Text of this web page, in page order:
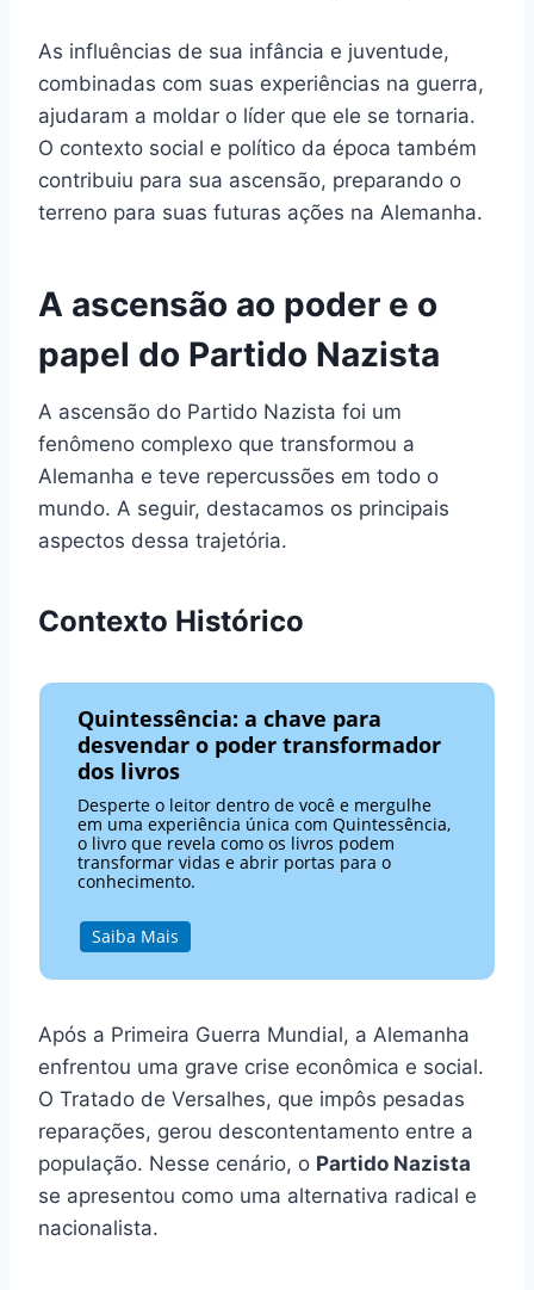
As influências de sua infância e juventude,
combinadas com suas experiências na guerra,
ajudaram a moldar o líder que ele se tornaria.
O contexto social e político da época também
contribuiu para sua ascensão, preparando o
terreno para suas futuras ações na Alemanha.
A ascensão ao poder e o
papel do Partido Nazista
A ascensão do Partido Nazista foi um
fenômeno complexo que transformou a
Alemanha e teve repercussões em todo o
mundo. A seguir, destacamos os principais
aspectos dessa trajetória.
Contexto Histórico
Quintessência: a chave para
desvendar o poder transformador
dos livros
Desperte o leitor dentro de você e mergulhe
em uma experiência única com Quintessência,
o livro que revela como os livros podem
transformar vidas e abrir portas para o
conhecimento.
Saiba Mais
Após a Primeira Guerra Mundial, a Alemanha
enfrentou uma grave crise econômica e social.
O Tratado de Versalhes, que impôs pesadas
reparações, gerou descontentamento entre a
população. Nesse cenário, o Partido Nazista
se apresentou como uma alternativa radical e
nacionalista.